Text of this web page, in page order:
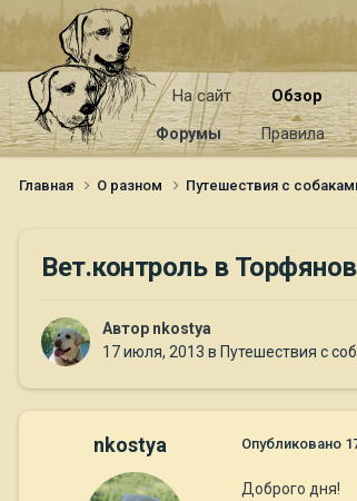
На сайт Обзор
Форумы Правила
Главная О разном Путешествия с
Вет.контроль в
Автор nkostya
17 июля, 2013 в Путешествия с
nkostya Опубликовано
Доброго дня!